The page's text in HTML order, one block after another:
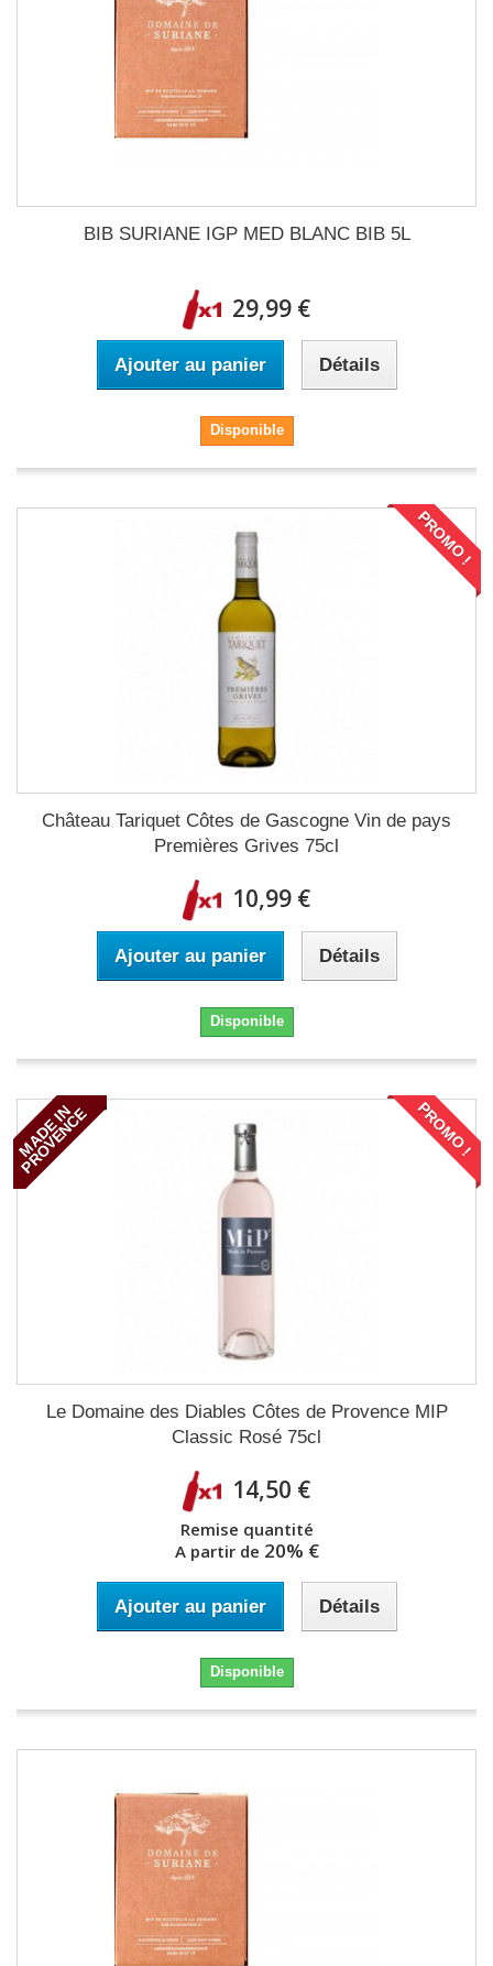
BIB SURIANE IGP MED BLANC BIB 5L
29,99 €
Ajouter au panier Détails
Disponible
PROMO !
Château Tariquet Côtes de Gascogne Vin de pays
Premières Grives 75cl
10,99 €
Ajouter au panier Détails
Disponible
M
A
D
E
I
N
P
R
O
V
E
N
C
E PROMO !
PROMO !
Le Domaine des Diables Côtes de Provence MIP
Classic Rosé 75cl
14,50 €
Remise quantité
A partir de 20% €
Ajouter au panier Détails
Disponible